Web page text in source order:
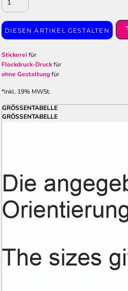
DIESEN ARTIKEL GESTALTEN
Stickereifür
Flockdruck-Druckfür
ohne Gestaltungfür
*inkl. 19% MWSt.
GRÖSSENTABELLE
GRÖSSENTABELLE